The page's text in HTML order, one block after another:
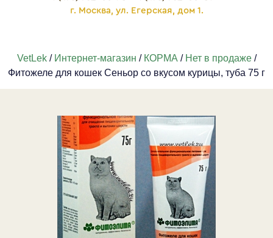
г. Москва, ул. Егерская, дом 1.
VetLek/ Интернет-магазин / КОРМА / Нет в продаже/
Фитожеле для кошек Сеньор со вкусом курицы, туба 75 г